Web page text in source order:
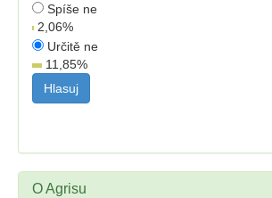
Spíše ne
2,06%
Určitě ne
11,85%
O Agrisu